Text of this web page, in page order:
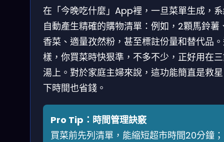
在「今晚吃什麼」App裡，一旦菜單生成，
自動產生精確的購物清單：例如，2顆馬鈴薯
香菜、適量孜然粉，甚至標註份量和替代品
樣，你買菜時快狠準，不多不少，正好用在
湯上。對於家庭主婦來說，這功能簡直是救
下時間也省錢。
Pro Tip：時間管理訣竅
買菜前先列清單，能縮短超市時間20分鐘